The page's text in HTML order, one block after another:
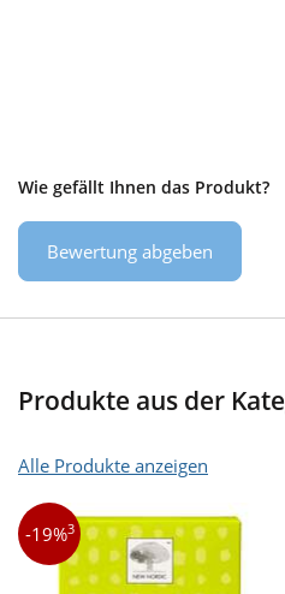
Wie gefällt Ihnen das Produkt?
Bewertung abgeben
Produkte aus der
Alle Produkte anzeigen
-19%3